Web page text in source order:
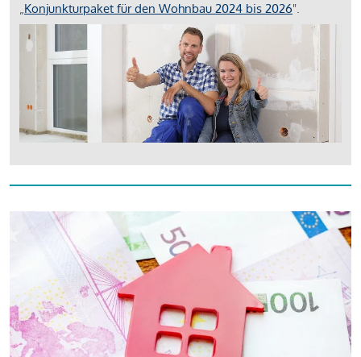
„Konjunkturpaket für den Wohnbau 2024 bis 2026".